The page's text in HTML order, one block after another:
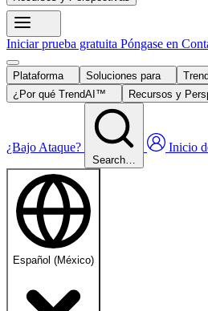
Iniciar prueba gratuita Póngase en
Plataforma Soluciones para
¿Por qué TrendAI™
Recursos y
¿Bajo Ataque?
Search…
Inicio
Español (México)